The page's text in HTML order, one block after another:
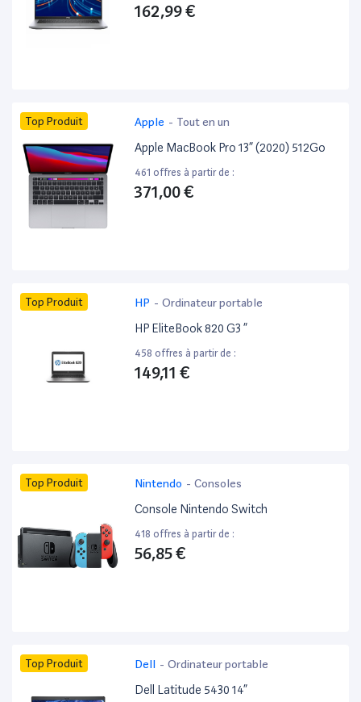
162,99 €
Top Produit Apple - Tout en un
Apple MacBook Pro 13” (2020) 512Go
461 offres à partir de :
371,00 €
Top Produit HP - Ordinateur portable
HP EliteBook 820 G3 ”
458 offres à partir de :
149,11 €
Top Produit Nintendo - Consoles
Console Nintendo Switch
418 offres à partir de :
56,85 €
Top Produit Dell - Ordinateur portable
Dell Latitude 5430 14”